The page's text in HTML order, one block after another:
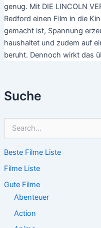
Suche
h
n
n
Beste Filme Liste
Filme Liste
Gute Filme
Abenteuer
Action
genug. Mit DIE LINCOLN
Redford einen Film in die
gemacht ist, Spannung
haushaltet und zudem auf
beruht. Dennoch wirkt das